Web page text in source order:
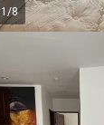
1 /8